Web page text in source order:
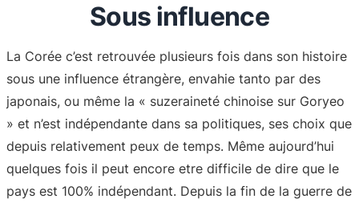
Sous influence
La Corée c’est retrouvée plusieurs fois dans son histoire
sous une influence étrangère, envahie tanto par des
japonais, ou même la « suzeraineté chinoise sur Goryeo
» et n’est indépendante dans sa politiques, ses choix que
depuis relativement peux de temps. Même aujourd’hui
quelques fois il peut encore etre difficile de dire que le
pays est 100% indépendant. Depuis la fin de la guerre de